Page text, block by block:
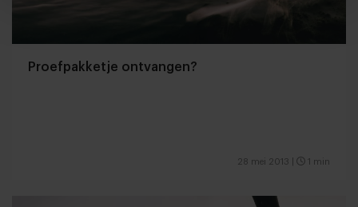
Proefpakketje ontvangen?
28 mei 2013 1 min